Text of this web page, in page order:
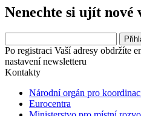
Nenechte si ujít nové
Po registraci Vaší adresy obdržíte
nastavení newsletteru
Kontakty
Národní orgán pro
Eurocentra